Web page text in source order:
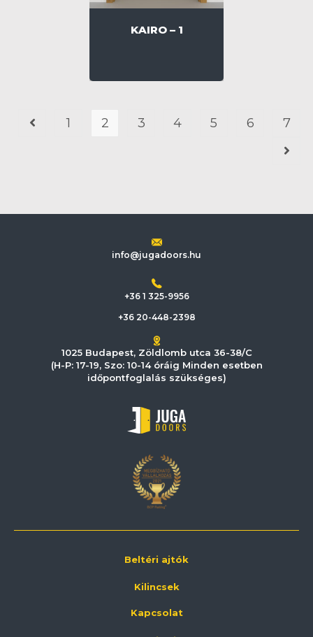
KAIRO – 1
1 2 3 4 5 6 7
info@jugadoors.hu
+36 1 325-9956
+36 20-448-2398
1025 Budapest, Zöldlomb utca 36-38/C
(H-P: 17-19, Szo: 10-14 óráig Minden esetben
időpontfoglalás szükséges)
Beltéri ajtók
Kilincsek
Kapcsolat